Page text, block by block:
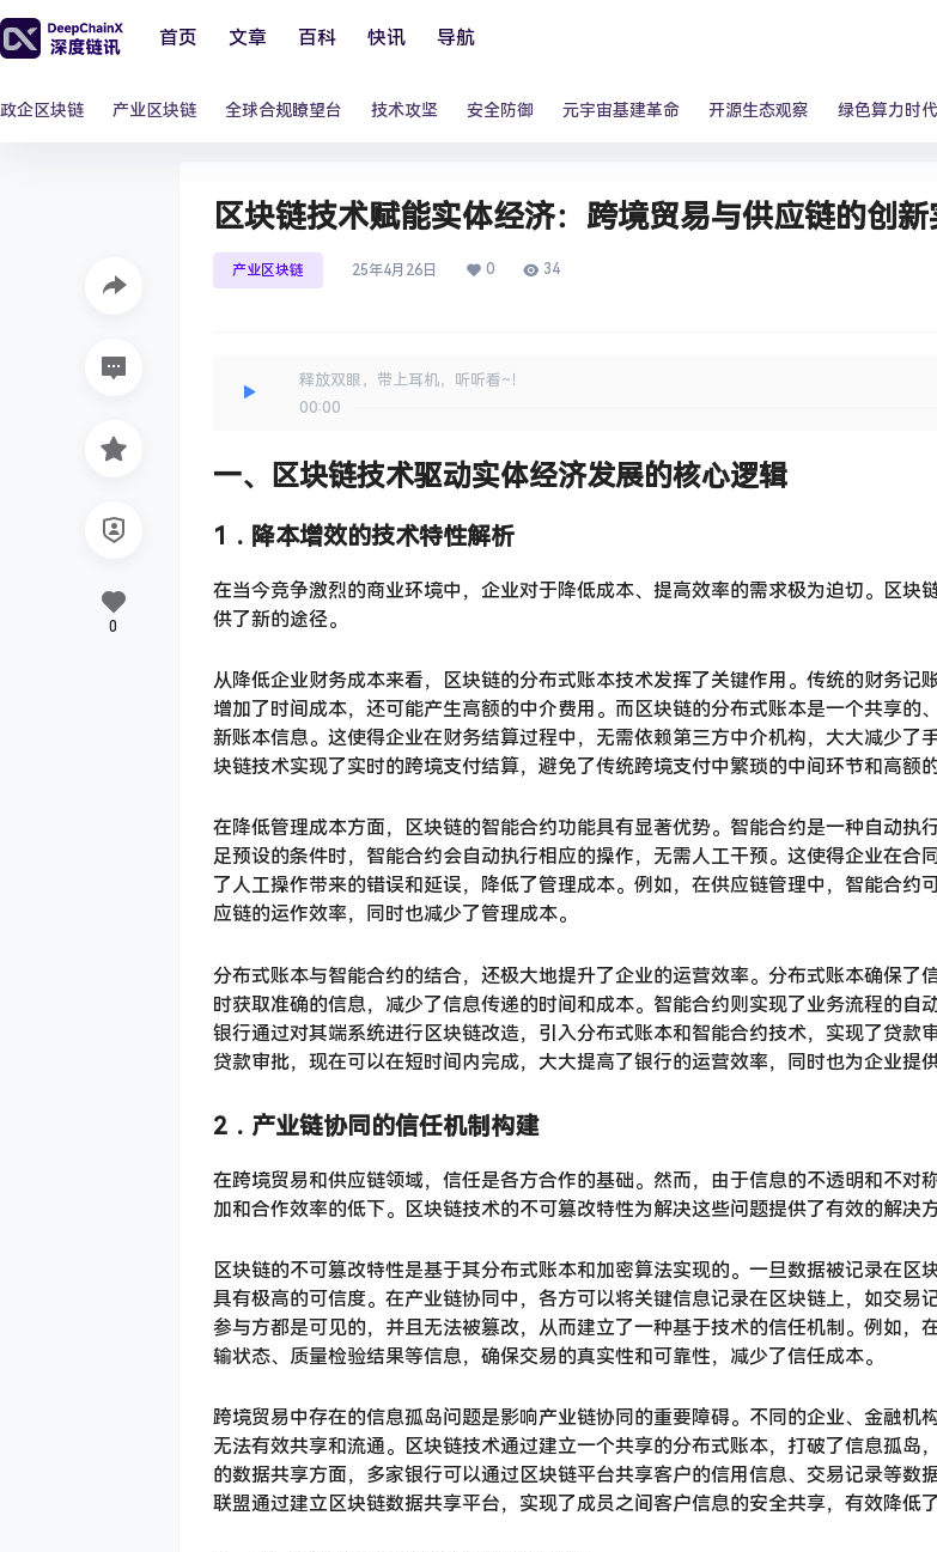
首页 文章 百科 快讯 导航
政企区块链 产业区块链 全球合规瞭望台 技术攻坚 安全防御 元宇宙基建革命 开源生态观察 绿色算力时代
区块链技术赋能实体经济：跨境贸易与供应链的创新
产业区块链 25年4月26日 0 34
释放双眼，带上耳机，听听看~！
00:00
一、 区块链技术驱动实体经济发展的核心逻辑
1． 降本增效的技术特性解析
在当今竞争激烈的商业环境中，企业对于降低成本、提高效率的需求极为迫切。区块
供了新的途径。
从降低企业财务成本来看，区块链的分布式账本技术发挥了关键作用。传统的财务记
增加了时间成本，还可能产生高额的中介费用。而区块链的分布式账本是一个共享的
新账本信息。这使得企业在财务结算过程中，无需依赖第三方中介机构，大大减少了
块链技术实现了实时的跨境支付结算，避免了传统跨境支付中繁琐的中间环节和高额
在降低管理成本方面，区块链的智能合约功能具有显著优势。智能合约是一种自动执
足预设的条件时，智能合约会自动执行相应的操作，无需人工干预。这使得企业在合
了人工操作带来的错误和延误，降低了管理成本。例如，在供应链管理中，智能合约
应链的运作效率，同时也减少了管理成本。
分布式账本与智能合约的结合，还极大地提升了企业的运营效率。分布式账本确保了
时获取准确的信息，减少了信息传递的时间和成本。智能合约则实现了业务流程的自
银行通过对其端系统进行区块链改造，引入分布式账本和智能合约技术，实现了贷款
贷款审批，现在可以在短时间内完成，大大提高了银行的运营效率，同时也为企业提
2． 产业链协同的信任机制构建
在跨境贸易和供应链领域，信任是各方合作的基础。然而，由于信息的不透明和不对
加和合作效率的低下。区块链技术的不可篡改特性为解决这些问题提供了有效的解决方
区块链的不可篡改特性是基于其分布式账本和加密算法实现的。一旦数据被记录在
具有极高的可信度。在产业链协同中，各方可以将关键信息记录在区块链上，如交易
参与方都是可见的，并且无法被篡改，从而建立了一种基于技术的信任机制。例如，
输状态、质量检验结果等信息，确保交易的真实性和可靠性，减少了信任成本。
跨境贸易中存在的信息孤岛问题是影响产业链协同的重要障碍。不同的企业、金融机
无法有效共享和流通。区块链技术通过建立一个共享的分布式账本，打破了信息孤岛
的数据共享方面，多家银行可以通过区块链平台共享客户的信用信息、交易记录等数
联盟通过建立区块链数据共享平台，实现了成员之间客户信息的安全共享，有效降低
0